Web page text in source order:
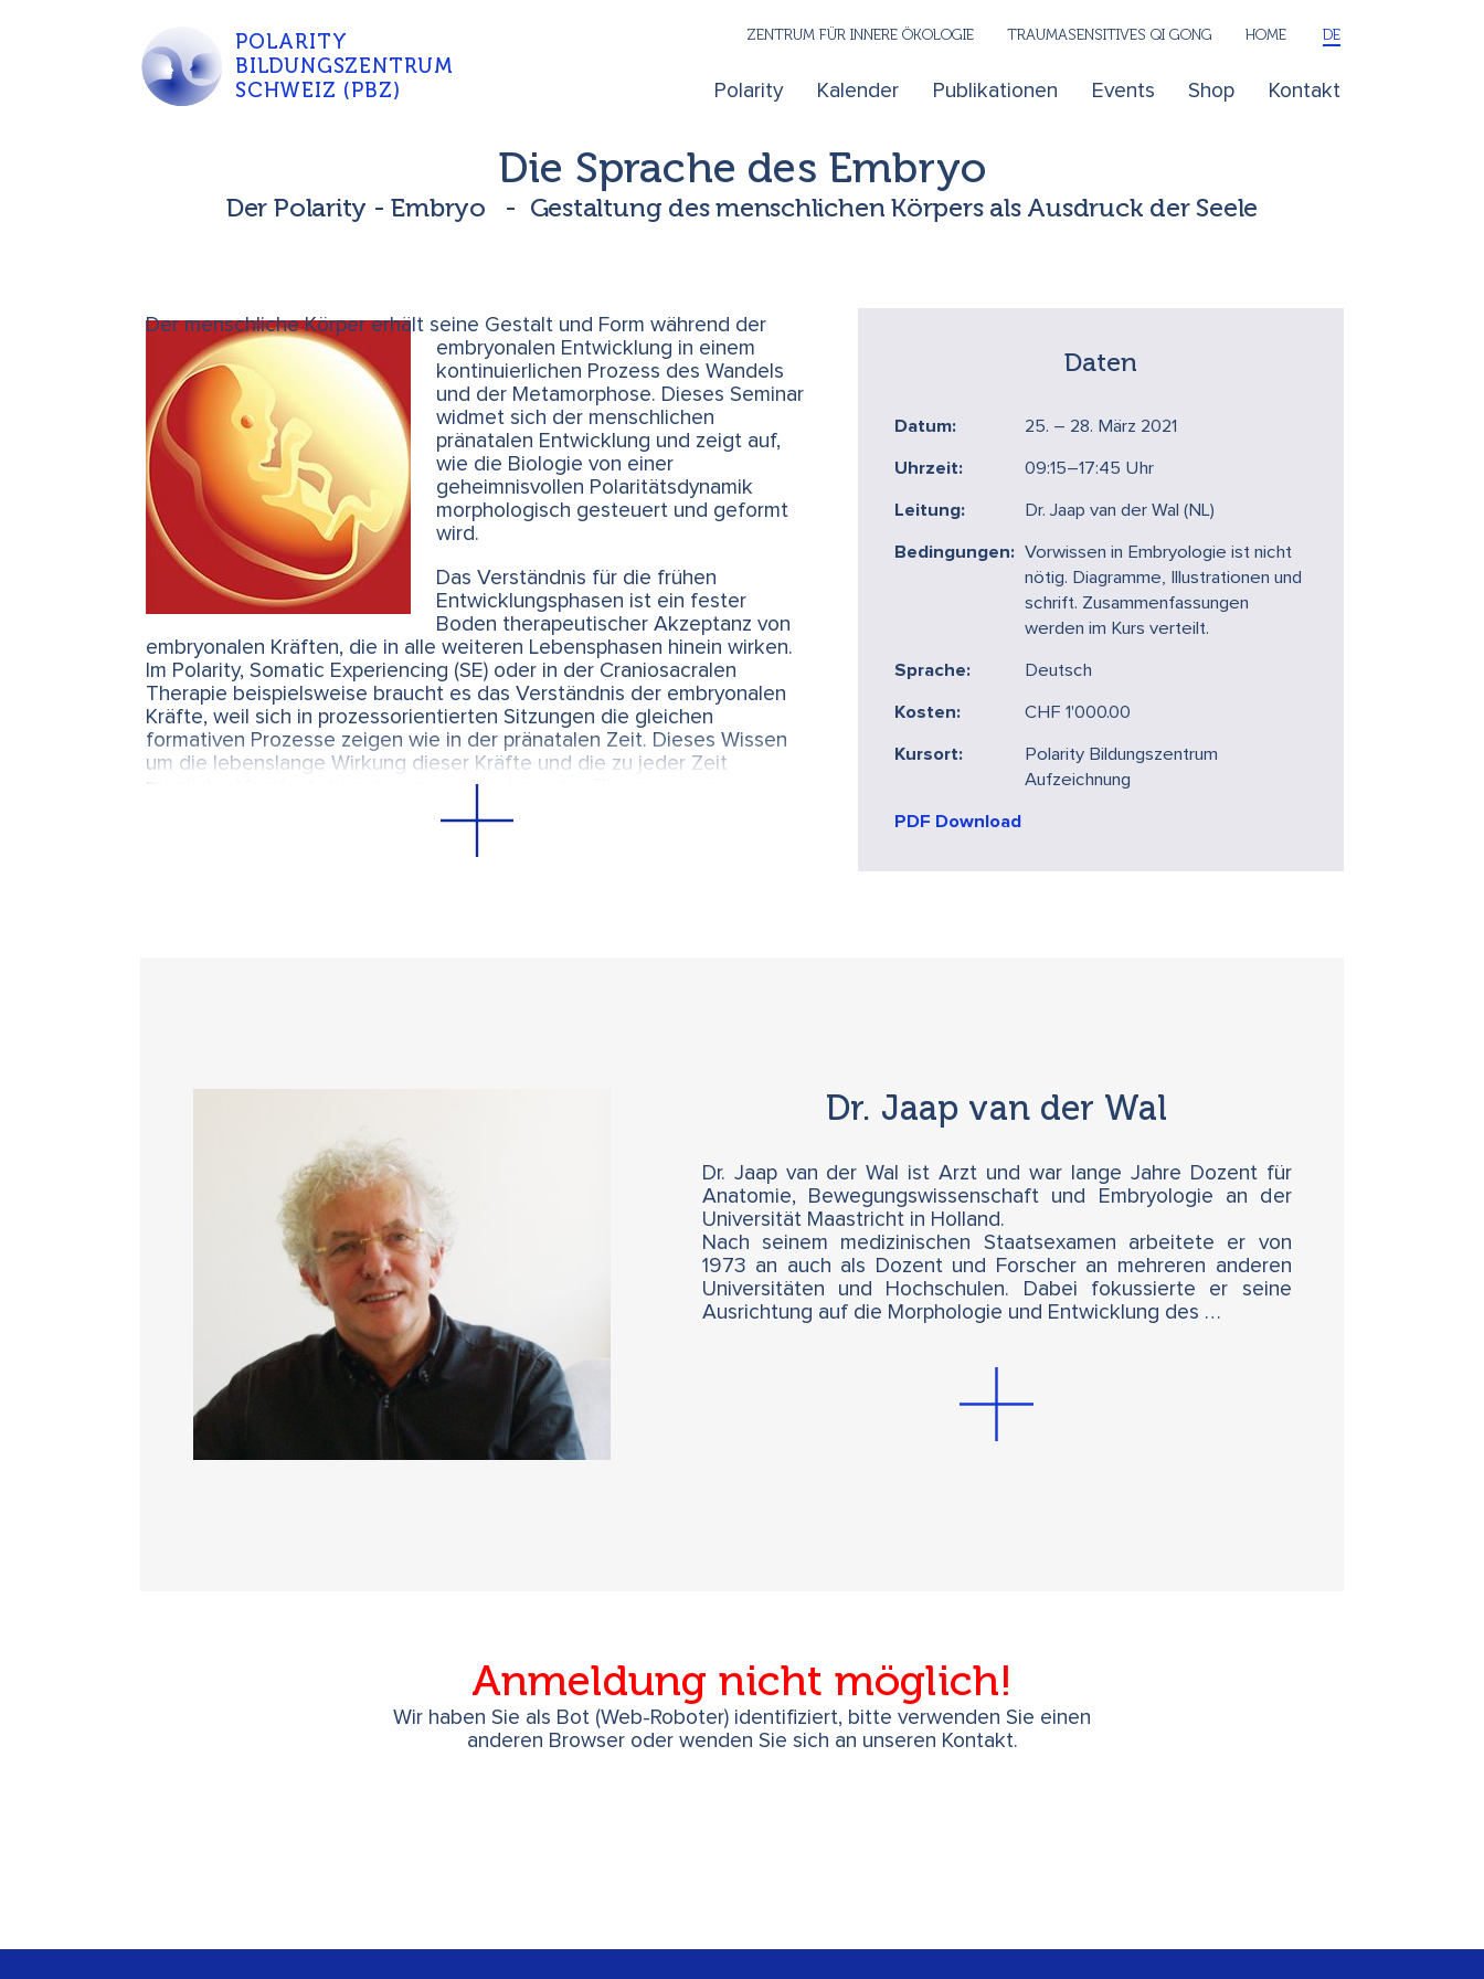
POLARITY
BILDUNGSZENTRUM
SCHWEIZ (PBZ)
Polarity Kalender Publikationen Events Shop Kontakt
ZENTRUM FÜR INNERE ÖKOLOGIE TRAUMASENSITIVES QI GONG HOME DE
Die Sprache des Embryo
Der Polarity - Embryo - Gestaltung des menschlichen Körpers als Ausdruck der Seele
Daten
Datum: 25. – 28. März 2021
Uhrzeit: 09:15–17:45 Uhr
Leitung: Dr. Jaap van der Wal (NL)
Bedingungen: Vorwissen in Embryologie ist nicht
nötig. Diagramme, Illustrationen und
schrift. Zusammenfassungen
werden im Kurs verteilt.
Sprache: Deutsch
Kosten: CHF 1'000.00
Kursort:
Polarity Bildungszentrum
Aufzeichnung
PDF Download
Dermenschliche Körper erhält seine Gestalt und Form während der
embryonalen Entwicklung in einem
kontinuierlichen Prozess des Wandels
und der Metamorphose. Dieses Seminar
widmet sich der menschlichen
pränatalen Entwicklung und zeigt auf,
wie die Biologie von einer
geheimnisvollen Polaritätsdynamik
morphologisch gesteuert und geformt
wird.
Das Verständnis für die frühen
Entwicklungsphasen ist ein fester
Boden therapeutischer Akzeptanz von
embryonalen Kräften, die in alle weiteren Lebensphasen hinein wirken.
Im Polarity, Somatic Experiencing (SE) oder in der Craniosacralen
Therapie beispielsweise braucht es das Verständnis der embryonalen
Kräfte, weil sich in prozessorientierten Sitzungen die gleichen
formativen Prozesse zeigen wie in der pränatalen Zeit. Dieses Wissen
um die lebenslange Wirkung dieser Kräfte und die zu jeder Zeit
mögliche Manifestation der uns innewohnenden Blaupause von
Dr. Jaap van der Wal
Dr. Jaap van der Wal ist Arzt und war lange Jahre Dozent für
Anatomie, Bewegungswissenschaft und Embryologie an der
Universität Maastricht in Holland.
Nach seinem medizinischen Staatsexamen arbeitete er von
1973 an auch als Dozent und Forscher an mehreren anderen
Universitäten und Hochschulen. Dabei fokussierte er seine
Ausrichtung auf die Morphologie und Entwicklung des …
Anmeldung nicht möglich!
Wir haben Sie als Bot (Web-Roboter) identifiziert, bitte verwenden Sie einen
anderen Browser oder wenden Sie sich an unseren Kontakt.